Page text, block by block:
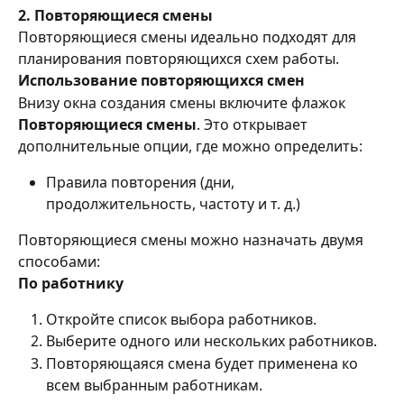
2. Повторяющиеся смены
Повторяющиеся смены идеально подходят для
планирования повторяющихся схем работы.
Использование повторяющихся смен
Внизу окна создания смены включите флажок
Повторяющиеся смены. Это открывает
дополнительные опции, где можно определить:
Правила повторения (дни,
продолжительность, частоту и т. д.)
Повторяющиеся смены можно назначать двумя
способами:
По работнику
Откройте список выбора работников.
Выберите одного или нескольких работников.
Повторяющаяся смена будет применена ко
всем выбранным работникам.